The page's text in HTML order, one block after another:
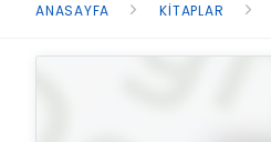
ANASAYFA KITAPLAR